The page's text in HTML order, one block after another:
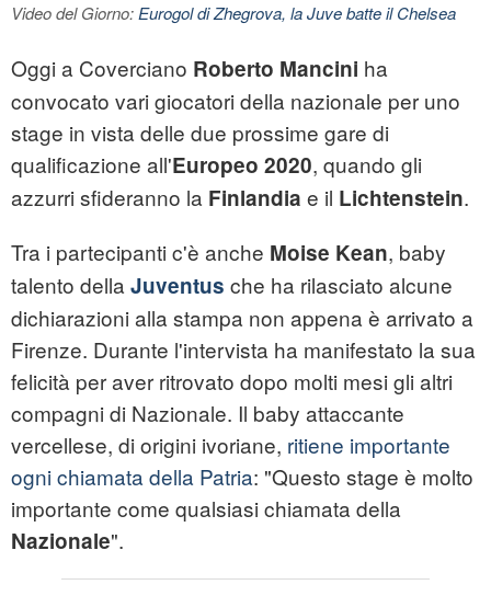
Video del Giorno:Eurogol di Zhegrova, la Juve batte il Chelsea
Oggi a Coverciano Roberto Mancini ha
convocato vari giocatori della nazionale per uno
stage in vista delle due prossime gare di
qualificazione all'Europeo 2020, quando gli
azzurri sfideranno la Finlandia e il Lichtenstein.
Tra i partecipanti c'è anche Moise Kean, baby
talento della Juventus che ha rilasciato alcune
dichiarazioni alla stampa non appena è arrivato a
Firenze. Durante l'intervista ha manifestato la sua
felicità per aver ritrovato dopo molti mesi gli altri
compagni di Nazionale. Il baby attaccante
vercellese, di origini ivoriane, ritiene importante
ogni chiamata della Patria: "Questo stage è molto
importante come qualsiasi chiamata della
Nazionale".